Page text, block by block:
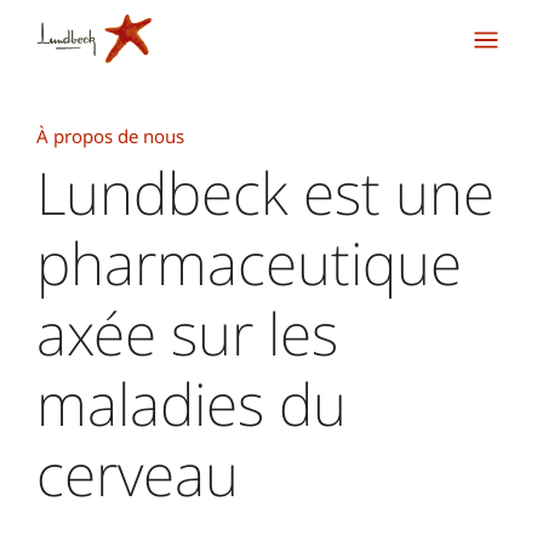
À propos de nous
Lundbeck est une
pharmaceutique
axée sur les
maladies du
cerveau